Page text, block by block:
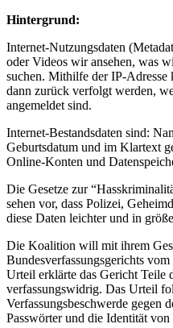
Hintergrund:
Internet-Nutzungsdaten
oder Videos wir ansehen, was
suchen. Mithilfe der IP-Adresse
dann zurück verfolgt werden,
angemeldet sind.
Internet-Bestandsdaten sind:
Geburtsdatum und im Klartext
Online-Konten und
Die Gesetze zur
sehen vor, dass Polizei,
diese Daten leichter und in
Die Koalition will mit ihrem
Bundesverfassungsgerichts
Urteil erklärte das Gericht Teile
verfassungswidrig. Das Urteil
Verfassungsbeschwerde gegen
Passwörter und die Identität